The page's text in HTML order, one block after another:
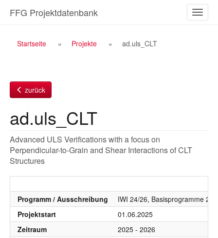
Inhalt
ein-/
FFG Projektdatenbank
Breadcrumb
Startseite Projekte ad.uls_CLT
zurück
ad.uls_CLT
Advanced ULS Verifications with a focus on
Perpendicular-to-Grain and Shear Interactions of CLT
Structures
Programm / Ausschreibung
IWI 24/26, Basisprogramme
Projektstart
01.06.2025
Zeitraum
2025 - 2026